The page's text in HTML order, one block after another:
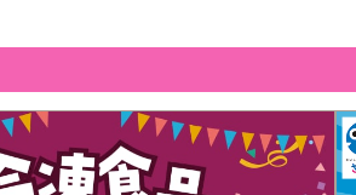
テゴリー別注意事項（※必ずご確認くだ
らの情報は 2026年07月09日 時点での情報となります。